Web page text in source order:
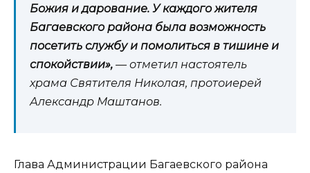
Божия и дарование. У каждого жителя
Багаевского района была возможность
посетить службу и помолиться в тишине и
спокойствии», — отметил настоятель
храма Святителя Николая, протоиерей
Александр Маштанов.
Глава Администрации Багаевского района